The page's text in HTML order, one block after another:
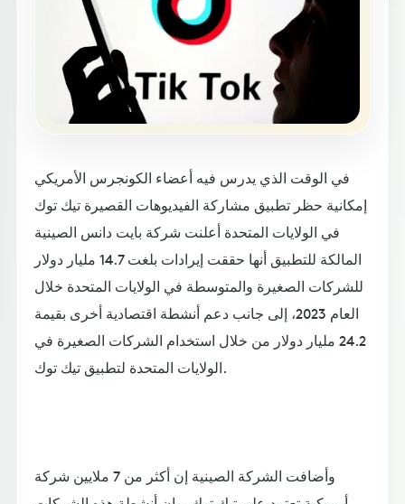
في الوقت الذي يدرس فيه أعضاء الكونجرس الأمريكي
إمكانية حظر تطبيق مشاركة الفيديوهات القصيرة تيك توك
في الولايات المتحدة أعلنت شركة بايت دانس الصينية
المالكة للتطبيق أنها حققت إيرادات بلغت 14.7 مليار دولار
للشركات الصغيرة والمتوسطة في الولايات المتحدة خلال
العام 2023، إلى جانب دعم أنشطة اقتصادية أخرى بقيمة
24.2 مليار دولار من خلال استخدام الشركات الصغيرة في
الولايات المتحدة لتطبيق تيك توك.
وأضافت الشركة الصينية إن أكثر من 7 ملايين شركة